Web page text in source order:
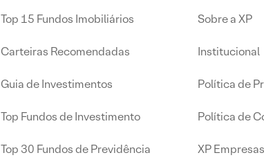
Top 15 Fundos Imobiliários
Carteiras Recomendadas
Guia de Investimentos
Top Fundos de Investimento
Top 30 Fundos de Previdência
Sobre a XP
Institucional
Política de
Política de
XP Empresas